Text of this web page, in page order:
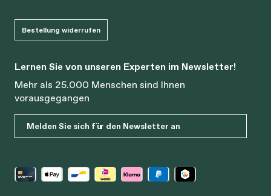
Bestellung widerrufen
Lernen Sie von unseren Experten im Newsletter!
Mehr als 25.000 Menschen sind Ihnen
vorausgegangen
Melden Sie sich für den Newsletter an